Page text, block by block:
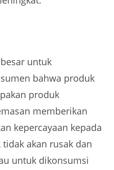
untuk
bahwa produk
produk
memberikan
kepercayaan kepada
akan rusak dan
untuk dikonsumsi